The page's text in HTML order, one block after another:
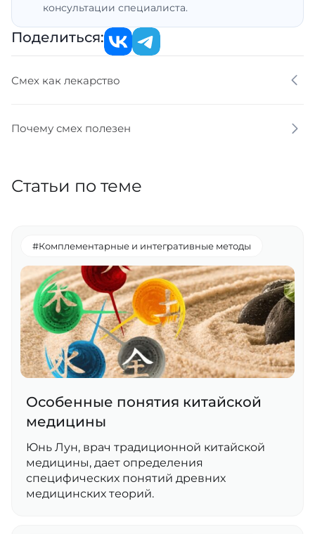
консультации специалиста.
Поделиться:
Смех как лекарство
Почему смех полезен
Статьи по теме
#Комплементарные и интегративные методы
Особенные понятия китайской
медицины
Юнь Лун, врач традиционной китайской
медицины, дает определения
специфических понятий древних
медицинских теорий.